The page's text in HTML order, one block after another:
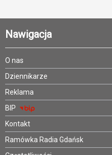
Nawigacja
O nas
Dziennikarze
Reklama
BIP
Kontakt
Ramówka Radia Gdańsk